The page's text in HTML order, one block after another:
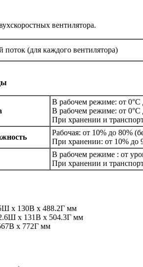
вентилятора.
(для каждого вентилятора)
В рабочем режиме: от 0°С
В рабочем режиме: от 0°С
При хранении и
Рабочая: от 10% до 80%
При хранении: от 10% до
В рабочем режиме : от
При хранении и
x 130В x 488.2Г мм
x 131В x 504.3Г мм
x 772Г мм